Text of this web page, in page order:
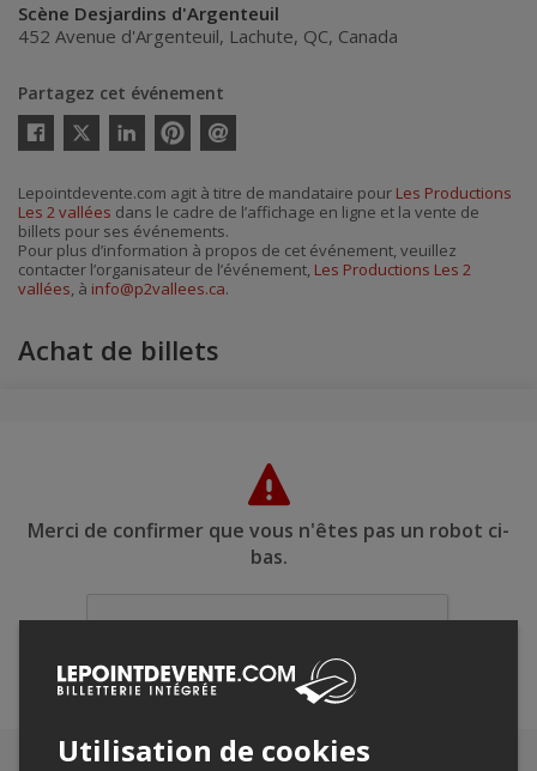
Scène Desjardins d'Argenteuil
452 Avenue d'Argenteuil, Lachute, QC, Canada
Partagez cet événement
Twitter
courriel
Lepointdevente.com agit à titre de mandataire pour Les Productions
Les 2 vallées dans le cadre de l’affichage en ligne et la vente de
billets pour ses événements.
Pour plus d’information à propos de cet événement, veuillez
contacter l’organisateur de l’événement, Les Productions Les 2
vallées, à info@p2vallees.ca.
Achat de billets
Merci de confirmer que vous n'êtes pas un robot ci-
bas.
Utilisation de cookies